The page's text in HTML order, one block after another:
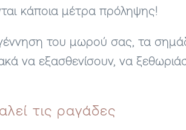
κάποια μέτρα πρόληψης!
του μωρού σας, τα
να εξασθενίσουν, να
τις ραγάδες